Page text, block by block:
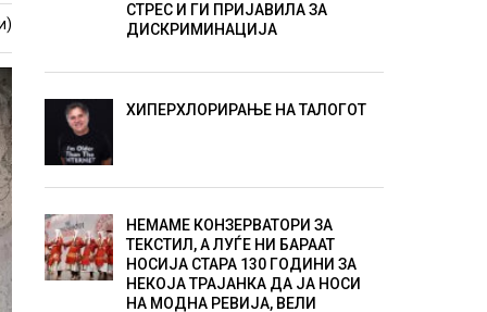
СТРЕС И ГИ ПРИЈАВИЛА ЗА
ДИСКРИМИНАЦИЈА
ХИПЕРХЛОРИРАЊЕ НА ТАЛОГОТ
НЕМАМЕ КОНЗЕРВАТОРИ ЗА
ТЕКСТИЛ, А ЛУЃЕ НИ БАРААТ
НОСИЈА СТАРА 130 ГОДИНИ ЗА
НЕКОЈА ТРАЈАНКА ДА ЈА НОСИ
НА МОДНА РЕВИЈА, ВЕЛИ